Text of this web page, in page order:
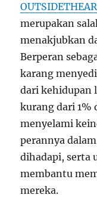
merupakan
menakjubkan
Berperan
karang
dari kehidupan
kurang dari 1%
menyelami
perannya
dihadapi, serta
membantu
mereka.